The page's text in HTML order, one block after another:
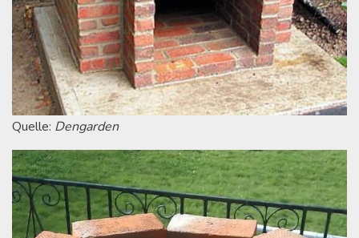
Quelle: Dengarden